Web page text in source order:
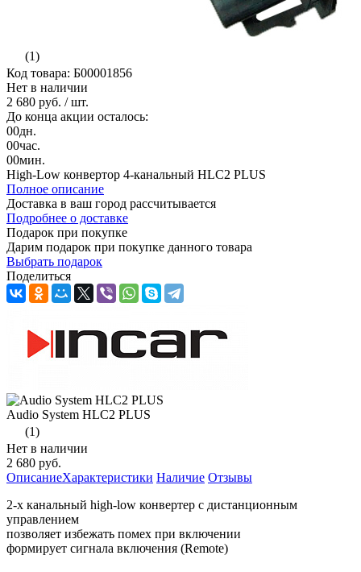
(1)
Код товара: Б00001856
Нет в наличии
2 680 руб. / шт.
До конца акции осталось:
00дн.
00час.
00мин.
High-Low конвертор 4-канальный HLC2 PLUS
Полное описание
Доставка в ваш город рассчитывается
Подробнее о доставке
Подарок при покупке
Дарим подарок при покупке данного товара
Выбрать подарок
Поделиться
Audio System HLC2 PLUS
(1)
Нет в наличии
2 680 руб.
ОписаниеХарактеристики Наличие Отзывы
2-х канальный high-low конвертер с дистанционным
управлением
позволяет избежать помех при включении
формирует сигнала включения (Remote)